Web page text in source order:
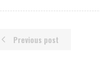
Previous post